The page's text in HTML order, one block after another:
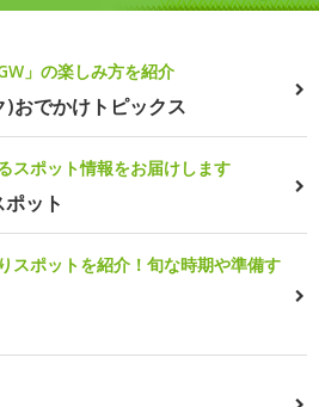
」の楽しみ方を紹介
おでかけトピックス
スポット情報をお届けします
ット
スポットを紹介！旬な時期や準備す